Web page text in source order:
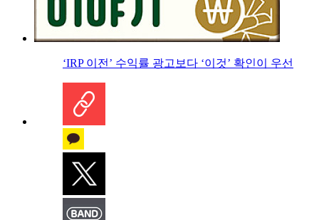
‘IRP 이전’ 수익률 광고보다 ‘이것’ 확인이 우선